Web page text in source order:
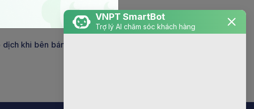
khi bên bán có yêu
VNPT SmartBot
Trợ lý AI chăm sóc khách hàng